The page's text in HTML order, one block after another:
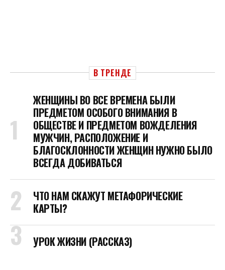
В ТРЕНДЕ
ЖЕНЩИНЫ ВО ВСЕ ВРЕМЕНА БЫЛИ
ПРЕДМЕТОМ ОСОБОГО ВНИМАНИЯ В
ОБЩЕСТВЕ И ПРЕДМЕТОМ ВОЖДЕЛЕНИЯ
МУЖЧИН, РАСПОЛОЖЕНИЕ И
БЛАГОСКЛОННОСТИ ЖЕНЩИН НУЖНО БЫЛО
ВСЕГДА ДОБИВАТЬСЯ
ЧТО НАМ СКАЖУТ МЕТАФОРИЧЕСКИЕ
КАРТЫ?
УРОК ЖИЗНИ (РАССКАЗ)